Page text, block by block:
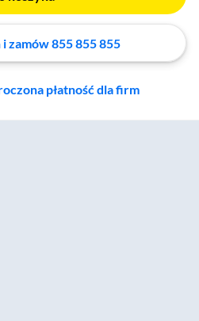
zamów 855 855 855
płatność dla firm